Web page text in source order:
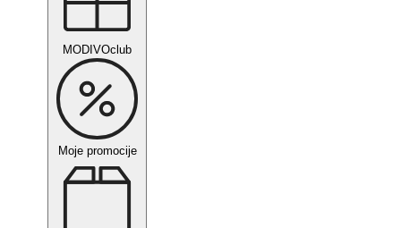
MODIVOclub
Moje promocije